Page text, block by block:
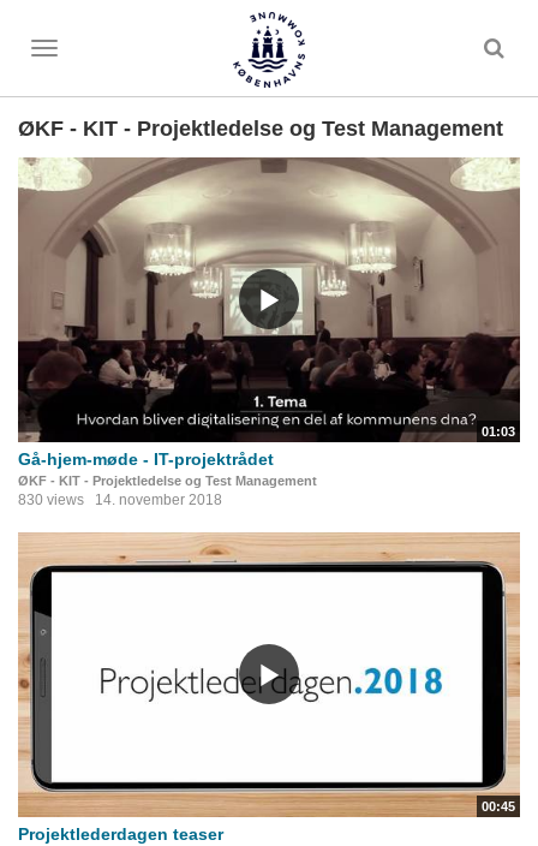
Toggle
ØKF - KIT - Projektledelse og Test Management
01:03
Gå-hjem-møde - IT-projektrådet
ØKF - KIT - Projektledelse og Test Management
830 views 14. november 2018
00:45
Projektlederdagen teaser